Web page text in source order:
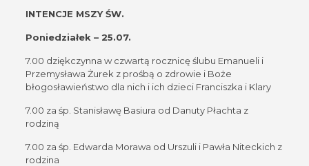
INTENCJE MSZY ŚW.
Poniedziałek – 25.07.
7.00 dziękczynna w czwartą rocznicę ślubu Emanueli i
Przemysława Żurek z prośbą o zdrowie i Boże
błogosławieństwo dla nich i ich dzieci Franciszka i Klary
7.00 za śp. Stanisławę Basiura od Danuty Płachta z
rodziną
7.00 za śp. Edwarda Morawa od Urszuli i Pawła Niteckich z
rodzina